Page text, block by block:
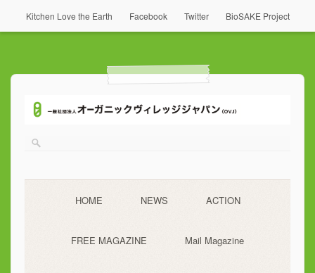
Kitchen Love the Earth Facebook Twitter BioSAKE Project
HOME NEWS ACTION
FREE MAGAZINE Mail Magazine